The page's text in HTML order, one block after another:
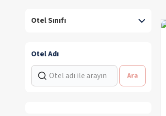
Otel Sınıfı
Otel Adı
Ara